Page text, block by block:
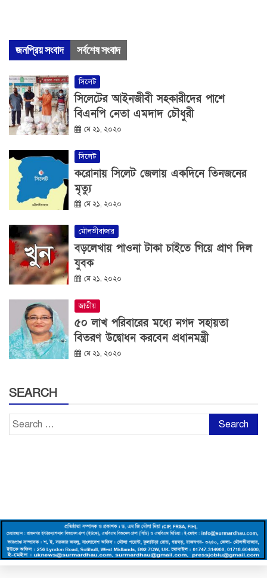
জনপ্রিয় সংবাদ সর্বশেষ সংবাদ
সিলেট
সিলেটের আইনজীবী সহকারীদের পাশে
বিএনপি নেতা এমদাদ চৌধুরী
মে ২১, ২০২০
সিলেট
করোনায় সিলেট জেলায় একদিনে তিনজনের
মৃত্যু
মে ২১, ২০২০
মৌলভীবাজার
বড়লেখায় পাওনা টাকা চাইতে গিয়ে প্রাণ দিল
যুবক
মে ২১, ২০২০
জাতীয়
৫০ লাখ পরিবারের মধ্যে নগদ সহায়তা
বিতরণ উদ্বোধন করবেন প্রধানমন্ত্রী
মে ২১, ২০২০
SEARCH
Search
for: